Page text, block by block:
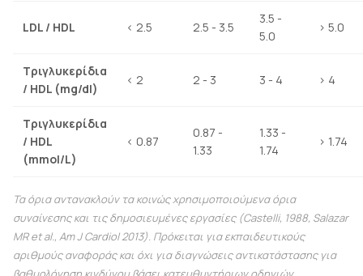
LDL / HDL < 2.5 2.5 - 3.5
3.5 -
5.0
> 5.0
Τριγλυκερίδια
/ HDL (mg/dl)
< 2 2 - 3 3 - 4 > 4
Τριγλυκερίδια
/ HDL
(mmol/L)
< 0.87
0.87 -
1.33
1.33 -
1.74
> 1.74
Τα όρια αντανακλούν τα κοινώς χρησιμοποιούμενα όρια
συναίνεσης και τις δημοσιευμένες εργασίες (Castelli, 1988, Salazar
MR et al., Am J Cardiol2013). Πρόκειται για εκπαιδευτικούς
αριθμούς αναφοράς και όχι για διαγνώσεις αντικατάστασης για